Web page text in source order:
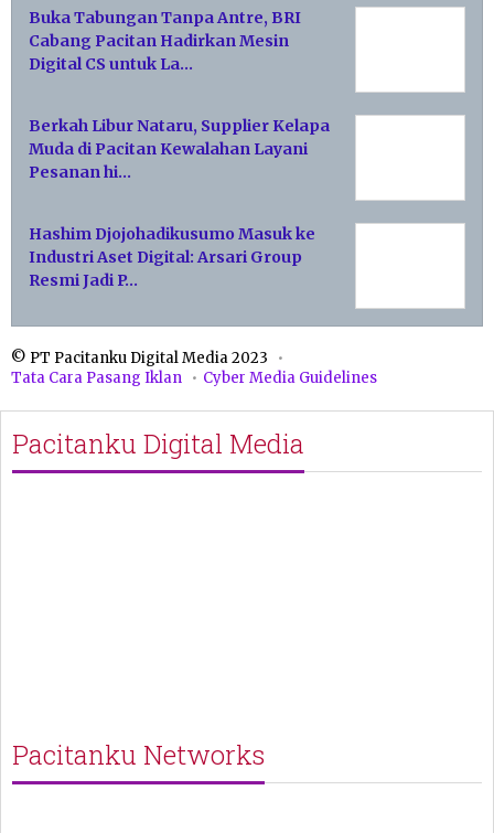
Buka Tabungan Tanpa Antre, BRI
Cabang Pacitan Hadirkan Mesin
Digital CS untuk La…
Berkah Libur Nataru, Supplier Kelapa
Muda di Pacitan Kewalahan Layani
Pesanan hi…
Hashim Djojohadikusumo Masuk ke
Industri Aset Digital: Arsari Group
Resmi Jadi P…
© PT Pacitanku Digital Media 2023
Tata Cara Pasang Iklan
Cyber Media Guidelines
Pacitanku Digital Media
Pacitanku Networks